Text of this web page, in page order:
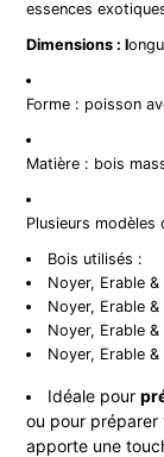
essences
Dimensions : l
Forme : poisson
Matière : bois
Plusieurs modèles
Bois utilisés :
Noyer, Erable &
Noyer, Erable &
Noyer, Erable &
Noyer, Erable
Idéale pour
ou pour préparer
apporte une